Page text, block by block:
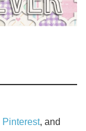
Pinterest, and